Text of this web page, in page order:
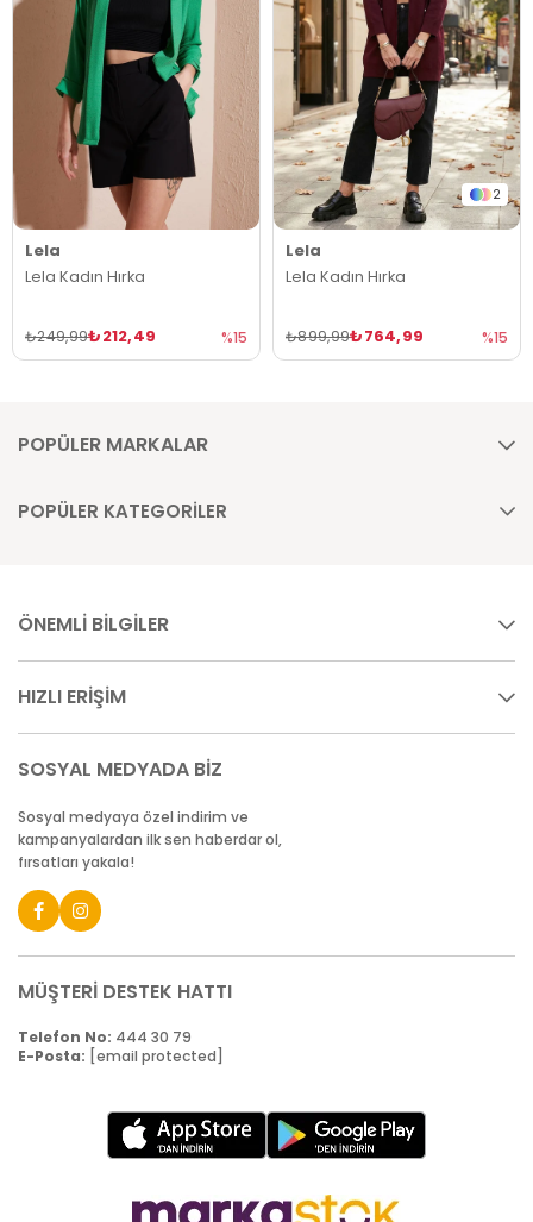
Lela
Lela Kadın Hırka
₺212,49
₺249,99 %15
2
Lela
Lela Kadın Hırka
₺764,99
₺899,99 %15
POPÜLER MARKALAR
POPÜLER KATEGORİLER
ÖNEMLİ BİLGİLER
HIZLI ERİŞİM
SOSYAL MEDYADA BİZ
Sosyal medyaya özel indirim ve
kampanyalardan ilk sen haberdar ol,
fırsatları yakala!
MÜŞTERİ DESTEK HATTI
Telefon No: 444 30 79
E-Posta: [email protected]